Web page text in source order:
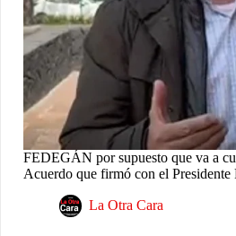
FEDEGÁN por supuesto que va a
Acuerdo que firmó con el Presidente
La Otra Cara